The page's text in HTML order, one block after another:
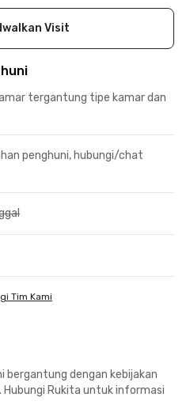
Visit
tergantung tipe kamar dan
penghuni, hubungi/chat
Tim Kami
bergantung dengan kebijakan
Rukita untuk informasi